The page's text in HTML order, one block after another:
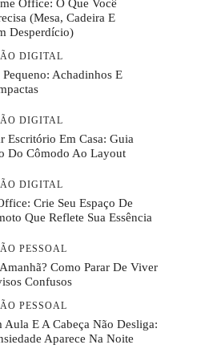
Office: O Que Você
(mesa, Cadeira E
Desperdício)
DIGITAL
Achadinhos E
DIGITAL
Escritório Em Casa: Guia
Do Cômodo Ao Layout
DIGITAL
Crie Seu Espaço De
Que Reflete Sua Essência
PESSOAL
Como Parar De Viver
Confusos
PESSOAL
Aula E A Cabeça Não Desliga:
Aparece Na Noite